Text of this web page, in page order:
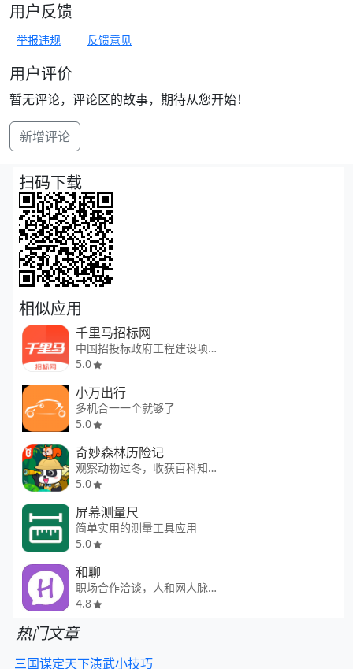
用户反馈
举报违规 反馈意见
用户评价
暂无评论，评论区的故事，期待从您开始！
新增评论
扫码下载
相似应用
千里马招标网
中国招投标政府工程建设项目助手
5.0
小万出行
多机合一一个就够了
5.0
奇妙森林历险记
观察动物过冬，收获百科知识
5.0
屏幕测量尺
简单实用的测量工具应用
5.0
和聊
职场合作洽谈，人和网人脉社交
4.8
热门文章
三国谋定天下演武小技巧